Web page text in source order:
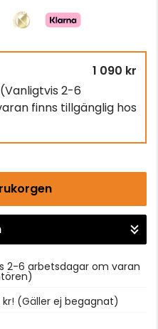
1 090 kr
(Vanligtvis 2-6
finns tillgänglig hos
2-6 arbetsdagar om varan
(Gäller ej begagnat)